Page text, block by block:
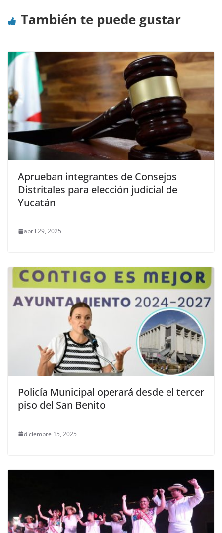
También te puede gustar
Aprueban integrantes de Consejos
Distritales para elección judicial de
Yucatán
abril 29, 2025
Policía Municipal operará desde el tercer
piso del San Benito
diciembre 15, 2025